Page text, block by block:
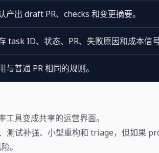
产出 draft PR、checks 和变更摘要。
task ID、状态、PR、失败原因和成本信号
与普通 PR 相同的规则。
具变成共享的运营界面。
测试补强、小型重构和 triage，但如果
。